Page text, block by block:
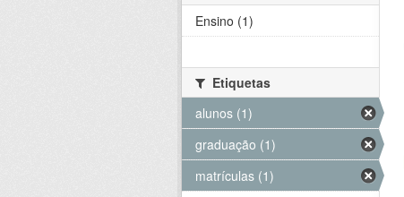
Ensino (1)
Etiquetas
alunos (1)
graduação (1)
matrículas (1)